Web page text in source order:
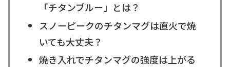
「チタンブルー」とは？
スノーピークのチタンマグは直火で焼
いても大丈夫？
焼き入れでチタンマグの強度は上がる